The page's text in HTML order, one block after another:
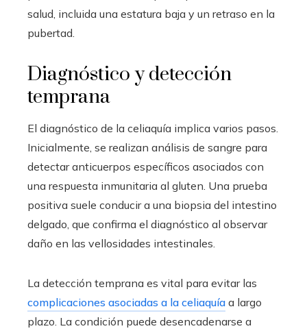
salud, incluida una estatura baja y un retraso en la
pubertad.
Diagnóstico y detección
temprana
El diagnóstico de la celiaquía implica varios pasos.
Inicialmente, se realizan análisis de sangre para
detectar anticuerpos específicos asociados con
una respuesta inmunitaria al gluten. Una prueba
positiva suele conducir a una biopsia del intestino
delgado, que confirma el diagnóstico al observar
daño en las vellosidades intestinales.
La detección temprana es vital para evitar las
complicaciones asociadas a la celiaquía a largo
plazo. La condición puede desencadenarse a